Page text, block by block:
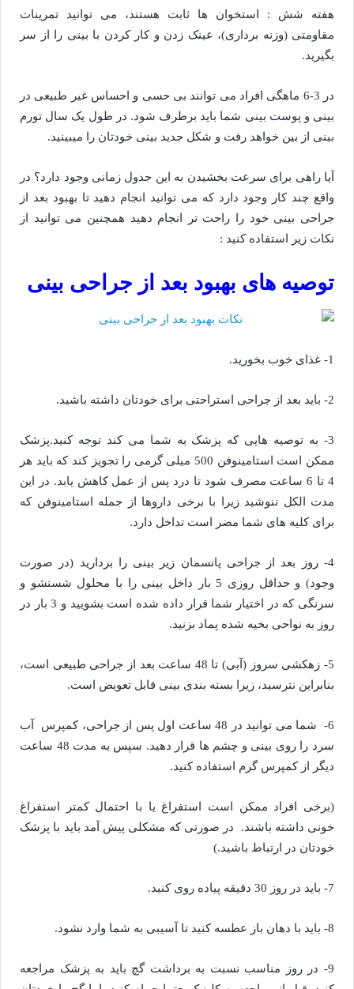
هفته شش : استخوان ها ثابت هستند، می توانید تمرینات
مقاومتی (وزنه برداری)، عینک زدن و کار کردن با بینی را از سر
بگیرید.
در 3-6 ماهگی افراد می توانند بی حسی و احساس غیر طبیعی در
بینی و پوست بینی شما باید برطرف شود. در طول یک سال تورم
بینی از بین خواهد رفت و شکل جدید بینی خودتان را میبینید.
آیا راهی برای سرعت بخشیدن به این جدول زمانی وجود دارد؟ در
واقع چند کار وجود دارد که می توانید انجام دهید تا بهبود بعد از
جراحی بینی خود را راحت تر انجام دهید همچنین می توانید از
نکات زیر استفاده کنید :
توصیه های بهبود بعد از جراحی بینی
1- غذای خوب بخورید.
2- باید بعد از جراحی استراحتی برای خودتان داشته باشید.
3- به توصیه هایی که پزشک به شما می کند توجه کنید.پزشک
ممکن است استامینوفن 500 میلی گرمی را تجویز کند که باید هر
4 تا 6 ساعت مصرف شود تا درد پس از عمل کاهش یابد. در این
مدت الکل ننوشید زیرا با برخی داروها از جمله استامینوفن که
برای کلیه های شما مضر است تداخل دارد.
4- روز بعد از جراحی پانسمان زیر بینی را بردارید (در صورت
وجود) و حداقل روزی 5 بار داخل بینی را با محلول شستشو و
سرنگی که در اختیار شما قرار داده شده است بشویید و 3 بار در
روز به نواحی بخیه شده پماد بزنید.
5- زهکشی سروز (آبی) تا 48 ساعت بعد از جراحی طبیعی است،
بنابراین نترسید، زیرا بسته بندی بینی قابل تعویض است.
6- شما می توانید در 48 ساعت اول پس از جراحی، کمپرس آب
سرد را روی بینی و چشم ها قرار دهید. سپس به مدت 48 ساعت
دیگر از کمپرس گرم استفاده کنید.
(برخی افراد ممکن است استفراغ یا با احتمال کمتر استفراغ
خونی داشته باشند. در صورتی که مشکلی پیش آمد باید با پزشک
خودتان در ارتباط باشید.)
7- باید در روز 30 دقیقه پیاده روی کنید.
8- باید با دهان باز عطسه کنید تا آسیبی به شما وارد نشود.
9- در روز مناسب نسبت به برداشت گچ باید به پزشک مراجعه